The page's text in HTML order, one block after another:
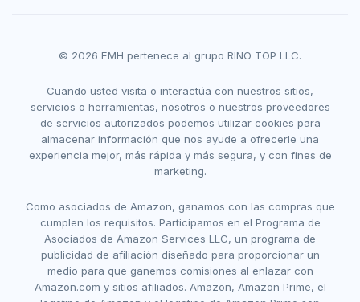
© 2026 EMH pertenece al grupo RINO TOP LLC.
Cuando usted visita o interactúa con nuestros sitios,
servicios o herramientas, nosotros o nuestros proveedores
de servicios autorizados podemos utilizar cookies para
almacenar información que nos ayude a ofrecerle una
experiencia mejor, más rápida y más segura, y con fines de
marketing.
Como asociados de Amazon, ganamos con las compras que
cumplen los requisitos. Participamos en el Programa de
Asociados de Amazon Services LLC, un programa de
publicidad de afiliación diseñado para proporcionar un
medio para que ganemos comisiones al enlazar con
Amazon.com y sitios afiliados. Amazon, Amazon Prime, el